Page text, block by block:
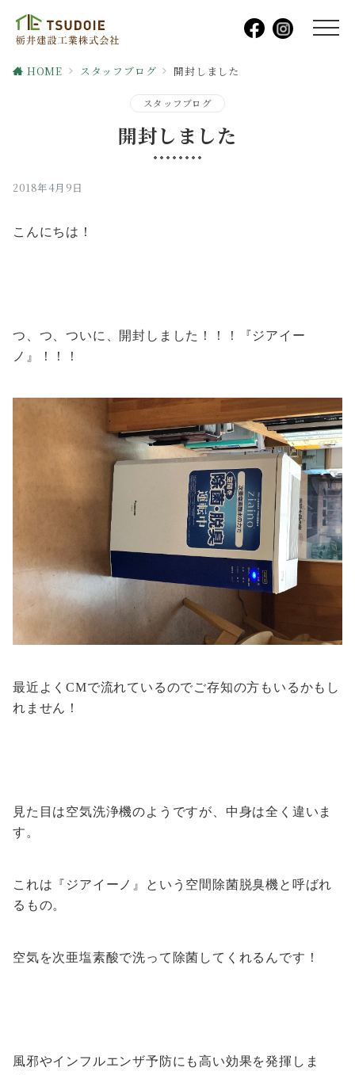
HOME スタッフブログ 開封しました
スタッフブログ
開封しました
2018年4月9日
こんにちは！
つ、つ、ついに、開封しました！！！『ジアイー
ノ』！！！
最近よくCMで流れているのでご存知の方もいるかもし
れません！
見た目は空気洗浄機のようですが、中身は全く違いま
す。
これは『ジアイーノ』という空間除菌脱臭機と呼ばれ
るもの。
空気を次亜塩素酸で洗って除菌してくれるんです！
風邪やインフルエンザ予防にも高い効果を発揮しま